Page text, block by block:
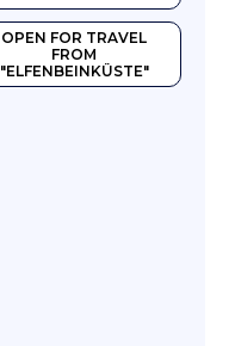
OPEN FOR TRAVEL
FROM
"ELFENBEINKÜSTE"